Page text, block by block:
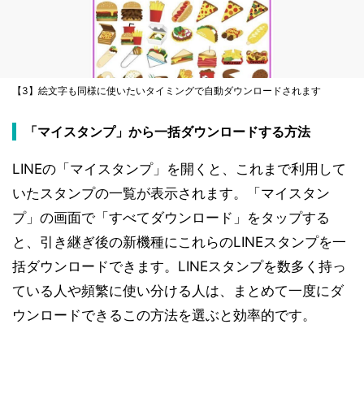
【3】絵文字も同様に使いたいタイミングで自動ダウンロードされます
「マイスタンプ」から一括ダウンロードする方法
LINEの「マイスタンプ」を開くと、これまで利用して
いたスタンプの一覧が表示されます。「マイスタン
プ」の画面で「すべてダウンロード」をタップする
と、引き継ぎ後の新機種にこれらのLINEスタンプを一
括ダウンロードできます。LINEスタンプを数多く持っ
ている人や頻繁に使い分ける人は、まとめて一度にダ
ウンロードできるこの方法を選ぶと効率的です。